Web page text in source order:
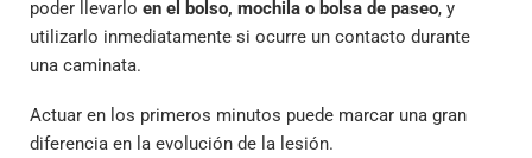
poder llevarlo en el bolso, mochila o bolsa de paseo, y
utilizarlo inmediatamente si ocurre un contacto durante
una caminata.
Actuar en los primeros minutos puede marcar una gran
diferencia en la evolución de la lesión.